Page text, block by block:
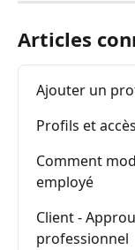
Articles
Ajouter un
Profils et accès
Comment
employé
Client -
professionnel